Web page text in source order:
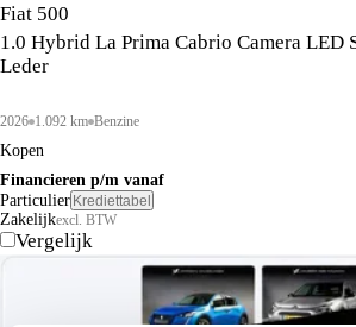
Fiat 500
1.0 Hybrid La Prima Cabrio Camera LED
Leder
2026 1.092 km Benzine
Kopen
Financieren p/m vanaf
Particulier Krediettabel
Zakelijkexcl. BTW
Vergelijk